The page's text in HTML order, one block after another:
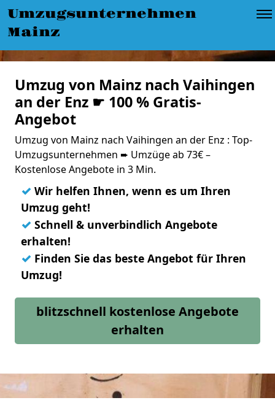
Umzugsunternehmen
Mainz
Umzug von Mainz nach Vaihingen
an der Enz ☛ 100 % Gratis-
Angebot
Umzug von Mainz nach Vaihingen an der Enz : Top-
Umzugsunternehmen ➨ Umzüge ab 73€ –
Kostenlose Angebote in 3 Min.
✓ Wir helfen Ihnen, wenn es um Ihren
Umzug geht!
✓ Schnell & unverbindlich Angebote
erhalten!
✓ Finden Sie das beste Angebot für Ihren
Umzug!
blitzschnell kostenlose Angebote
erhalten